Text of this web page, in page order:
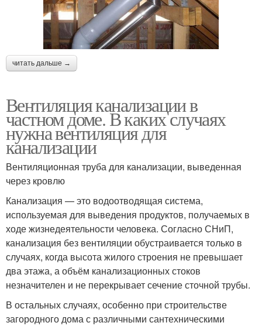
читать дальше →
Вентиляция канализации в
частном доме. В каких случаях
нужна вентиляция для
канализации
Вентиляционная труба для канализации, выведенная
через кровлю
Канализация — это водоотводящая система,
используемая для выведения продуктов, получаемых в
ходе жизнедеятельности человека. Согласно СНиП,
канализация без вентиляции обустраивается только в
случаях, когда высота жилого строения не превышает
два этажа, а объём канализационных стоков
незначителен и не перекрывает сечение сточной трубы.
В остальных случаях, особенно при строительстве
загородного дома с различными сантехническими